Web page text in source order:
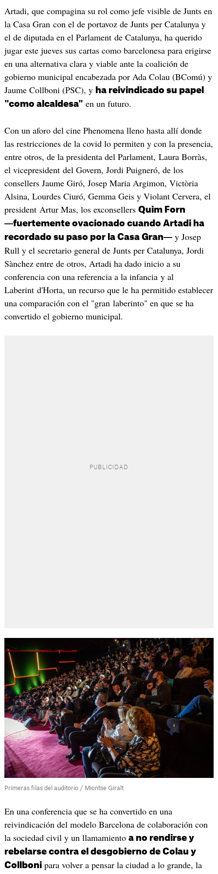
Artadi, que compagina su rol como jefe visible de Junts en
la Casa Gran con el de portavoz de Junts per Catalunya y
el de diputada en el Parlament de Catalunya, ha querido
jugar este jueves sus cartas como barcelonesa para erigirse
en una alternativa clara y viable ante la coalición de
gobierno municipal encabezada por Ada Colau (BComú) y
Jaume Collboni (PSC), y ha reivindicado su papel
"como alcaldesa" en un futuro.
Con un aforo del cine Phenomena lleno hasta allí donde
las restricciones de la covid lo permiten y con la presencia,
entre otros, de la presidenta del Parlament, Laura Borràs,
el vicepresident del Govern, Jordi Puigneró, de los
consellers Jaume Giró, Josep Maria Argimon, Victòria
Alsina, Lourdes Ciuró, Gemma Geis y Violant Cervera, el
president Artur Mas, los exconsellers Quim Forn
―fuertemente ovacionado cuando Artadi ha
recordado su paso por la Casa Gran―y Josep
Rull y el secretario general de Junts per Catalunya, Jordi
Sànchez entre de otros, Artadi ha dado inicio a su
conferencia con una referencia a la infancia y al
Laberint d'Horta, un recurso que le ha permitido establecer
una comparación con el "gran laberinto" en que se ha
convertido el gobierno municipal.
Primeras filas del auditorio / Miontse Giralt
En una conferencia que se ha convertido en una
reivindicación del modelo Barcelona de colaboración con
la sociedad civil y un llamamiento a no rendirse y
rebelarse contra el desgobierno de Colau y
Collbonipara volver a pensar la ciudad a lo grande, la